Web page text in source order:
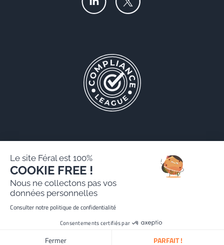
Mentions légales
Politique de protection des données personnelles
Site réalisé par Paradygm
Le site Féral est 100%
COOKIE FREE !
Nous ne collectons pas vos
données personnelles
Consulter notre politique de confidentialité
Consentements certifiés par
Fermer PARFAIT !